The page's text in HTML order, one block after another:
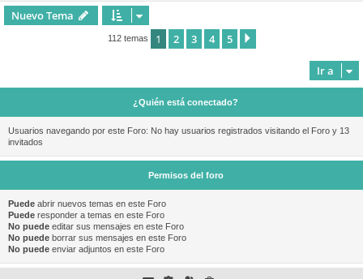
Nuevo Tema
112 temas 1 2 3 4 5
Ir a
¿Quién está conectado?
Usuarios navegando por este Foro: No hay usuarios registrados visitando el Foro y 13
invitados
Permisos del foro
Puede abrir nuevos temas en este Foro
Puede responder a temas en este Foro
No puede editar sus mensajes en este Foro
No puede borrar sus mensajes en este Foro
No puede enviar adjuntos en este Foro